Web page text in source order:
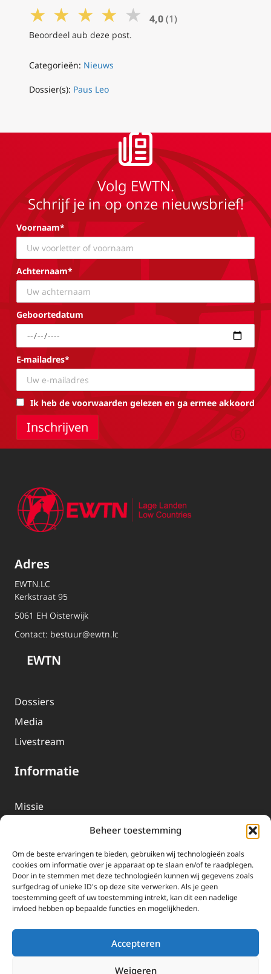
Beheer toestemming
Om de beste ervaringen te bieden, gebruiken wij technologieën zoals
cookies om informatie over je apparaat op te slaan en/of te raadplegen.
Door in te stemmen met deze technologieën kunnen wij gegevens zoals
surfgedrag of unieke ID's op deze site verwerken. Als je geen
toestemming geeft of uw toestemming intrekt, kan dit een nadelige
invloed hebben op bepaalde functies en mogelijkheden.
Accepteren
Weigeren
★ ★ ★ ★ ★ 4,0 (1)
Beoordeel aub deze post.
Categorieën: Nieuws
Dossier(s): Paus Leo
Volg EWTN.
Schrijf je in op onze nieuwsbrief!
Voornaam*
Achternaam*
Geboortedatum
E-mailadres*
Ik heb de voorwaarden gelezen en ga ermee akkoord
Adres
EWTN.LC
Kerkstraat 95
5061 EH Oisterwijk
Contact: bestuur@ewtn.lc
EWTN
Dossiers
Media
Livestream
Informatie
Missie
EWTN-Team
Organisatiegegevens
Doneren
EWTN wordt uitsluitend gefinancierd door uw donaties.
Wij ontvangen bewust geen advertentie-inkomsten of